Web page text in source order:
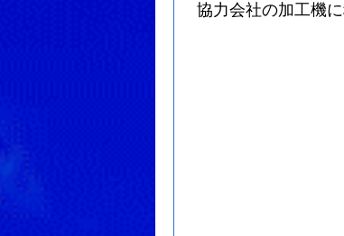
協力会社の加工機